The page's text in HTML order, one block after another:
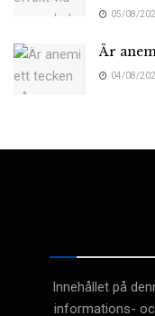
05/08/
Är
04/08/
Innehållet på
informations-